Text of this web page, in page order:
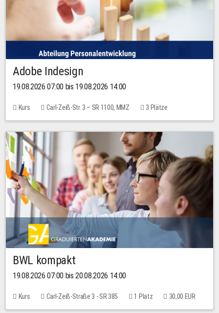
Adobe Indesign
19.08.2026 07:00 bis 19.08.2026 14:00
Kurs Carl-Zeiß-Str. 3 – SR 1100, MMZ 3 Plätze
BWL kompakt
19.08.2026 07:00 bis 20.08.2026 14:00
Kurs Carl-Zeiß-Straße 3 - SR 385 1 Platz 30,00 EUR